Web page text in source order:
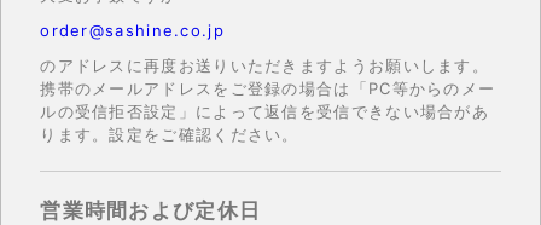
order@sashine.co.jp
のアドレスに再度お送りいただきますようお願いします。
携帯のメールアドレスをご登録の場合は「PC等からのメー
ルの受信拒否設定」によって返信を受信できない場合があ
ります。設定をご確認ください。
営業時間および定休日